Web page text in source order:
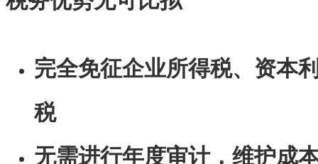
完全免征企业所得税、资本
税
无需进行年度审计，维护成